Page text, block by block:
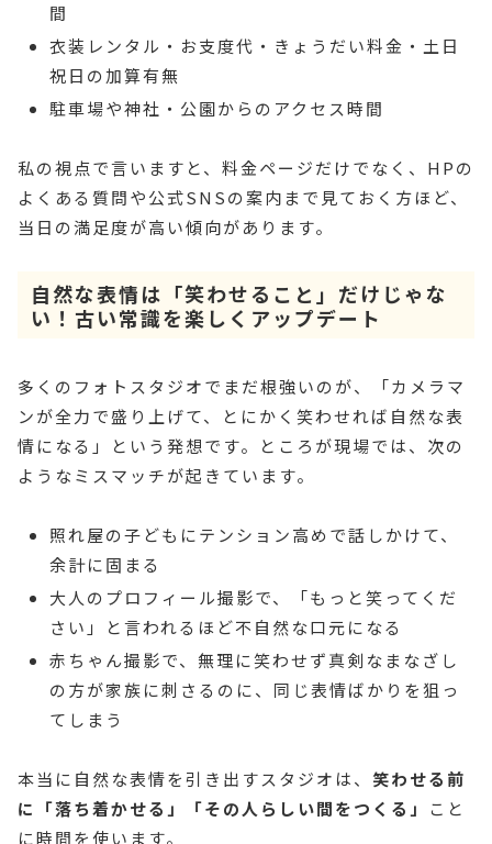
間
衣装レンタル・お支度代・きょうだい料金・土日
祝日の加算有無
駐車場や神社・公園からのアクセス時間
私の視点で言いますと、料金ページだけでなく、HPの
よくある質問や公式SNSの案内まで見ておく方ほど、
当日の満足度が高い傾向があります。
自然な表情は「笑わせること」だけじゃな
い！古い常識を楽しくアップデート
多くのフォトスタジオでまだ根強いのが、「カメラマ
ンが全力で盛り上げて、とにかく笑わせれば自然な表
情になる」という発想です。ところが現場では、次の
ようなミスマッチが起きています。
照れ屋の子どもにテンション高めで話しかけて、
余計に固まる
大人のプロフィール撮影で、「もっと笑ってくだ
さい」と言われるほど不自然な口元になる
赤ちゃん撮影で、無理に笑わせず真剣なまなざし
の方が家族に刺さるのに、同じ表情ばかりを狙っ
てしまう
本当に自然な表情を引き出すスタジオは、 笑わせる前
に「落ち着かせる」「その人らしい間をつくる」 こと
に時間を使います。